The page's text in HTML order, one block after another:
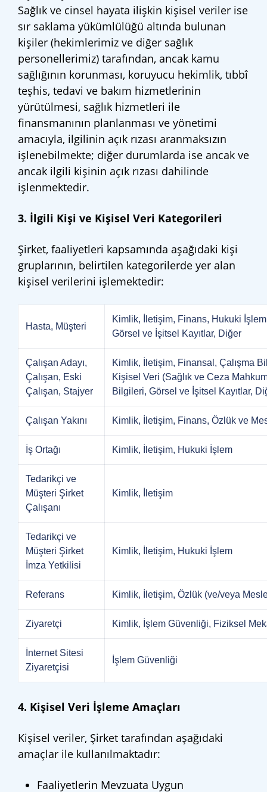
Sağlık ve cinsel hayata ilişkin kişisel veriler ise
sır saklama yükümlülüğü altında bulunan
kişiler (hekimlerimiz ve diğer sağlık
personellerimiz) tarafından, ancak kamu
sağlığının korunması, koruyucu hekimlik, tıbbî
teşhis, tedavi ve bakım hizmetlerinin
yürütülmesi, sağlık hizmetleri ile
finansmanının planlanması ve yönetimi
amacıyla, ilgilinin açık rızası aranmaksızın
işlenebilmekte; diğer durumlarda ise ancak ve
ancak ilgili kişinin açık rızası dahilinde
işlenmektedir.
3. İlgili Kişi ve Kişisel Veri Kategorileri
Şirket, faaliyetleri kapsamında aşağıdaki kişi
gruplarının, belirtilen kategorilerde yer alan
kişisel verilerini işlemektedir:
Hasta, Müşteri
Kimlik, İletişim, Finans, Hukuki
Görsel ve İşitsel Kayıtlar, Diğer
Çalışan Adayı,
Çalışan, Eski
Çalışan, Stajyer
Kimlik, İletişim, Finansal, Çalışma
Kişisel Veri (Sağlık ve Ceza
Bilgileri, Görsel ve İşitsel Kayıtlar,
Çalışan Yakını Kimlik, İletişim, Finans, Özlük ve
İş Ortağı Kimlik, İletişim, Hukuki İşlem
Tedarikçi ve
Müşteri Şirket
Çalışanı
Kimlik, İletişim
Tedarikçi ve
Müşteri Şirket
İmza Yetkilisi
Kimlik, İletişim, Hukuki İşlem
Referans Kimlik, İletişim, Özlük (ve/veya
Ziyaretçi Kimlik, İşlem Güvenliği, Fiziksel
İnternet Sitesi
Ziyaretçisi
İşlem Güvenliği
4. Kişisel Veri İşleme Amaçları
Kişisel veriler, Şirket tarafından aşağıdaki
amaçlar ile kullanılmaktadır:
Faaliyetlerin Mevzuata Uygun